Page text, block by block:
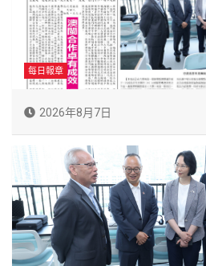
每日報章
2026年8月7日